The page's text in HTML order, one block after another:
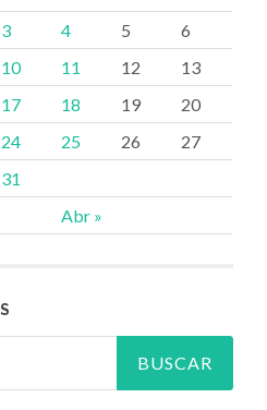
Abr »
3 4 5
6
10 11 12
13
17 18 19
20
24 25 26
27
31